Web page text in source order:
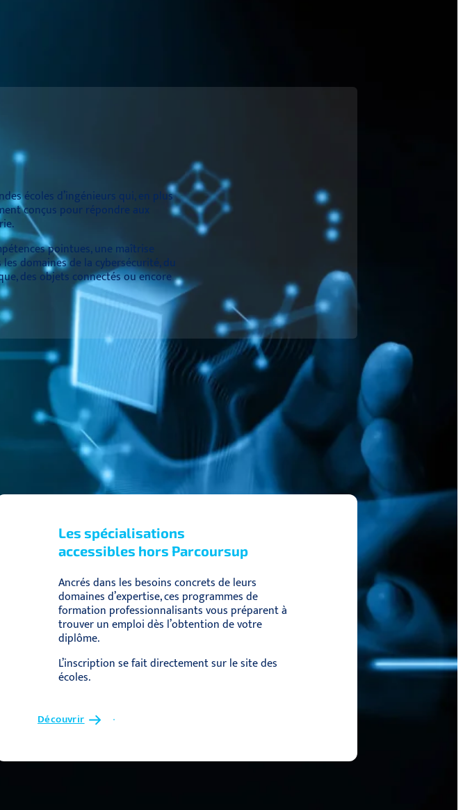
écoles d’ingénieurs qui, en plus
conçus pour répondre aux
pointues, une maîtrise
domaines de la cybersécurité, du
des objets connectés ou encore
Les spécialisations
accessibles hors Parcoursup
Ancrés dans les besoins concrets de leurs
domaines d’expertise, ces programmes de
formation professionnalisants vous préparent à
trouver un emploi dès l’obtention de votre
diplôme.
L’inscription se fait directement sur le site des
écoles.
Découvrir